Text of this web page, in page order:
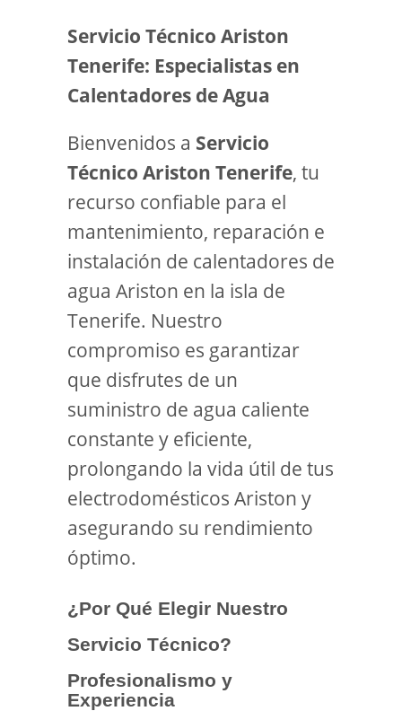
Servicio Técnico Ariston
Tenerife: Especialistas en
Calentadores de Agua
Bienvenidos a Servicio
Técnico Ariston Tenerife, tu
recurso confiable para el
mantenimiento, reparación e
instalación de calentadores de
agua Ariston en la isla de
Tenerife. Nuestro
compromiso es garantizar
que disfrutes de un
suministro de agua caliente
constante y eficiente,
prolongando la vida útil de tus
electrodomésticos Ariston y
asegurando su rendimiento
óptimo.
¿Por Qué Elegir Nuestro
Servicio Técnico?
Profesionalismo y
Experiencia